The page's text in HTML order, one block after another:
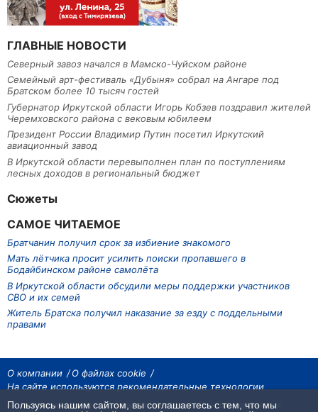
ГЛАВНЫЕ НОВОСТИ
Северный завоз начался в Мамско-Чуйском районе
Семейный арт-фестиваль «Дубыня» собрал на Ангаре под
Братском более 10 тысяч гостей
Губернатор Иркутской области Игорь Кобзев поздравил жителей
Черемховского района с вековым юбилеем
Президент России Владимир Путин посетил Иркутский
авиационный завод
В Иркутской области перевыполнен план по поступлениям
лесных доходов в региональный бюджет
Сюжеты
САМОЕ ЧИТАЕМОЕ
Братчанин получил срок за избиение знакомого
Мать лётчика просит усилить поиски пропавшего в
Бодайбинском районе самолёта
В Иркутской области обсудили меры поддержки участников
СВО и их семей
Житель Братска получил наказание за езду с поддельными
правами
О компании
О файлах cookie
На сайте используются рекомендательные технологии
На сайте размещаются материалы ИА «Наш Север». Все права охраняются
Пользуясь нашим сайтом, вы соглашаетесь с тем, что мы